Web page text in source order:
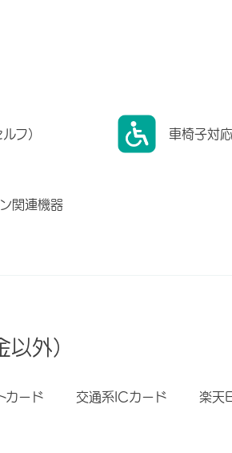
フ） 車椅子対
関連機器
外）
カード 交通系ICカード 楽天